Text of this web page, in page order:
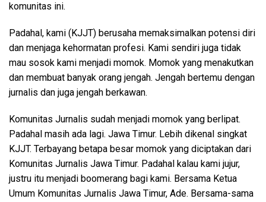
komunitas ini.
Padahal, kami (KJJT) berusaha memaksimalkan potensi diri
dan menjaga kehormatan profesi. Kami sendiri juga tidak
mau sosok kami menjadi momok. Momok yang menakutkan
dan membuat banyak orang jengah. Jengah bertemu dengan
jurnalis dan juga jengah berkawan.
Komunitas Jurnalis sudah menjadi momok yang berlipat.
Padahal masih ada lagi. Jawa Timur. Lebih dikenal singkat
KJJT. Terbayang betapa besar momok yang diciptakan dari
Komunitas Jurnalis Jawa Timur. Padahal kalau kami jujur,
justru itu menjadi boomerang bagi kami. Bersama Ketua
Umum Komunitas Jurnalis Jawa Timur, Ade. Bersama-sama